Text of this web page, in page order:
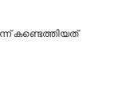
കണ്ടെത്തിയത്